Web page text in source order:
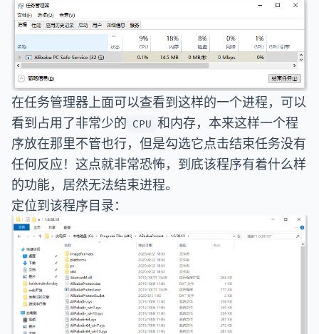
在任务管理器上面可以查看到这样的一个进程，可以
看到占用了非常少的 CPU 和内存，本来这样一个程
序放在那里不管也行，但是勾选它点击结束任务没有
任何反应！这点就非常恐怖，到底该程序有着什么样
的功能，居然无法结束进程。
定位到该程序目录：